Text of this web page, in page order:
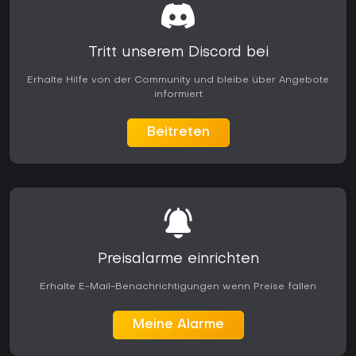
Tritt unserem Discord bei
Erhalte Hilfe von der Community und bleibe über Angebote
informiert
Beitreten
Preisalarme einrichten
Erhalte E-Mail-Benachrichtigungen wenn Preise fallen
Meine Alarme